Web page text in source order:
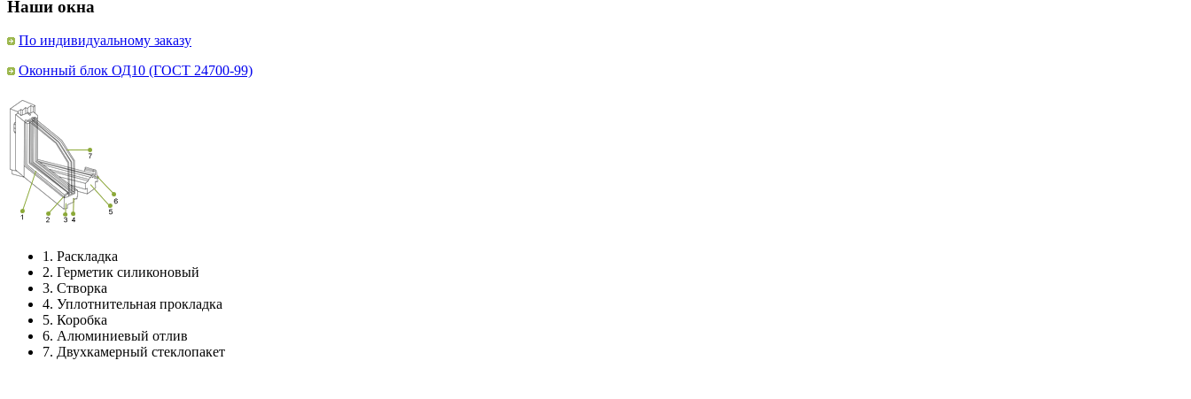
Наши окна
По индивидуальному заказу
Оконный блок ОД10 (ГОСТ 24700-99)
1. Раскладка
2. Герметик силиконовый
3. Створка
4. Уплотнительная прокладка
5. Коробка
6. Алюминиевый отлив
7. Двухкамерный стеклопакет